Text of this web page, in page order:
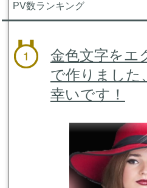
PV数ランキング
金色文字をエ
で作りました
幸いです！